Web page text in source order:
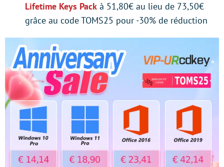
Lifetime Keys Pack à 51,80€ au lieu de 73,50€
grâce au code TOMS25 pour -30% de réduction